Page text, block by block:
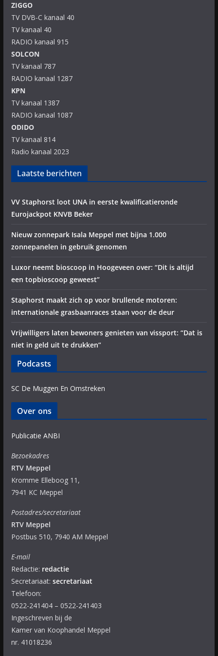
ZIGGO
TV DVB-C kanaal 40
TV kanaal 40
RADIO kanaal 915
SOLCON
TV kanaal 787
RADIO kanaal 1287
KPN
TV kanaal 1387
RADIO kanaal 1087
ODIDO
TV kanaal 814
Radio kanaal 2023
Laatste berichten
VV Staphorst loot UNA in eerste kwalificatieronde
Eurojackpot KNVB Beker
Nieuw zonnepark Isala Meppel met bijna 1.000
zonnepanelen in gebruik genomen
Luxor neemt bioscoop in Hoogeveen over: “Dit is altijd
een topbioscoop geweest”
Staphorst maakt zich op voor brullende motoren:
internationale grasbaanraces staan voor de deur
Vrijwilligers laten bewoners genieten van vissport: “Dat is
niet in geld uit te drukken”
Podcasts
SC De Muggen En Omstreken
Over ons
Publicatie ANBI
Bezoekadres
RTV Meppel
Kromme Elleboog 11,
7941 KC Meppel
Postadres/secretariaat
RTV Meppel
Postbus 510, 7940 AM Meppel
E-mail
Redactie: redactie
Secretariaat: secretariaat
Telefoon:
0522-241404 – 0522-241403
Ingeschreven bij de
Kamer van Koophandel Meppel
nr. 41018236